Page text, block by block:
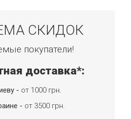
СКИДОК
покупатели!
доставка*:
- от 1000 грн.
- от 3500 грн.